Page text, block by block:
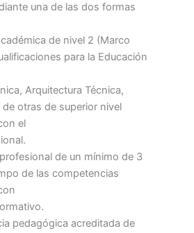
una de las dos formas
de nivel 2 (Marco
para la Educación
Arquitectura Técnica,
de otras de superior nivel
el
de un mínimo de 3
de las competencias
pedagógica acreditada de